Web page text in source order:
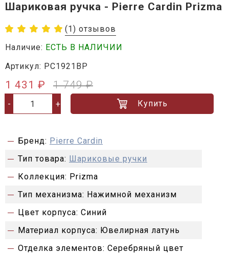
Шариковая ручка - Pierre Cardin Prizma
(1) отзывов
Наличие: ЕСТЬ В НАЛИЧИИ
Артикул: PC1921BP
1 431 ₽ 1 749 ₽
- + Купить
Бренд: Pierre Cardin
Тип товара: Шариковые ручки
Коллекция: Prizma
Тип механизма: Нажимной механизм
Цвет корпуса: Синий
Материал корпуса: Ювелирная латунь
Отделка элементов: Серебряный цвет